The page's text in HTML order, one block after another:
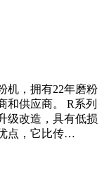
机，拥有22年磨粉
和供应商。 R系列
级改造，具有低损
点，它比传…